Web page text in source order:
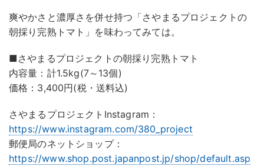
爽やかさと濃厚さを併せ持つ「さやまるプロジェクトの
朝採り完熟トマト」を味わってみては。
■さやまるプロジェクトの朝採り完熟トマト
内容量：計1.5kg(7～13個)
価格：3,400円(税・送料込)
さやまるプロジェクトInstagram：
https://www.instagram.com/380_project
郵便局のネットショップ：
https://www.shop.post.japanpost.jp/shop/default.asp